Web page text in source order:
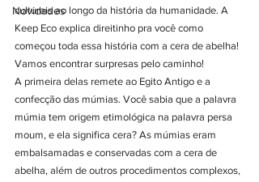
Novidades
culturais ao longo da história da humanidade. A
Keep Eco explica direitinho pra você como
começou toda essa história com a cera de abelha!
Vamos encontrar surpresas pelo caminho!
A primeira delas remete ao Egito Antigo e a
confecção das múmias. Você sabia que a palavra
múmia tem origem etimológica na palavra persa
moum, e ela significa cera? As múmias eram
embalsamadas e conservadas com a cera de
abelha, além de outros procedimentos complexos,